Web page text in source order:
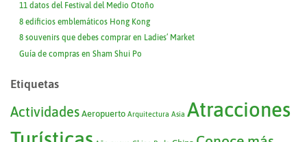
11 datos del Festival del Medio Otoño
8 edificios emblemáticos Hong Kong
8 souvenirs que debes comprar en Ladies’ Market
Guía de compras en Sham Shui Po
Etiquetas
Actividades Aeropuerto Arquitectura Asia Atracciones